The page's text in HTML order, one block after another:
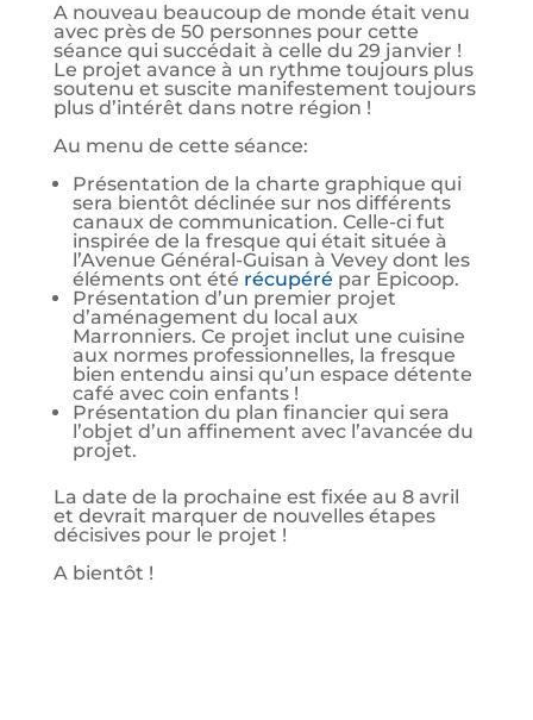
A nouveau beaucoup de monde était venu
avec près de 50 personnes pour cette
séance qui succédait à celle du 29 janvier !
Le projet avance à un rythme toujours plus
soutenu et suscite manifestement toujours
plus d’intérêt dans notre région !
Au menu de cette séance:
Présentation de la charte graphique qui
sera bientôt déclinée sur nos différents
canaux de communication. Celle-ci fut
inspirée de la fresque qui était située à
l’Avenue Général-Guisan à Vevey dont les
éléments ont été récupéré par Epicoop.
Présentation d’un premier projet
d’aménagement du local aux
Marronniers. Ce projet inclut une cuisine
aux normes professionnelles, la fresque
bien entendu ainsi qu’un espace détente
café avec coin enfants !
Présentation du plan financier qui sera
l’objet d’un affinement avec l’avancée du
projet.
La date de la prochaine est fixée au 8 avril
et devrait marquer de nouvelles étapes
décisives pour le projet !
A bientôt !